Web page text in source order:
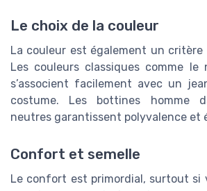
Le choix de la couleur
La couleur est également un critère
Les couleurs classiques comme le
s’associent facilement avec un
costume. Les bottines homme
neutres garantissent polyvalence et
Confort et semelle
Le confort est primordial, surtout si